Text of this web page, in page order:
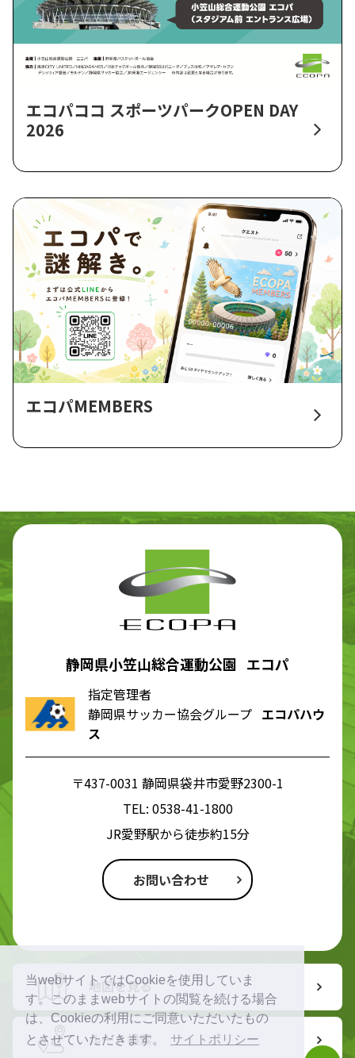
当webサイトではCookieを使用していま
す。このままwebサイトの閲覧を続ける場合
は、Cookieの利用にご同意いただいたもの
とさせていただきます。
サイトポリシー
エコパココ スポーツパークOPEN DAY
2026
エコパMEMBERS
静岡県小笠山総合運動公園 エコパ
指定管理者
静岡県サッカー協会グループ エコパハウ
ス
〒437-0031 静岡県袋井市愛野2300-1
TEL: 0538-41-1800
JR愛野駅から徒歩約15分
お問い合わせ
地図を見る
ルート検索